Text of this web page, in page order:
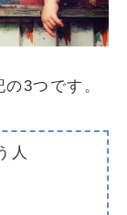
3つです。
人